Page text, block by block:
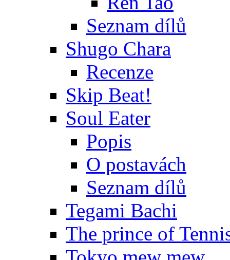
Seznam dílů
Shugo Chara
Recenze
Skip Beat!
Soul Eater
Popis
O postavách
Seznam dílů
Tegami Bachi
The prince of